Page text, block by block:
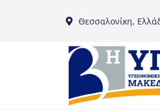
Θεσσαλονίκη,